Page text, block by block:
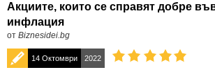
Акциите, които се справят добре
инфлация
от Biznesidei.bg
14 Октомври 2022